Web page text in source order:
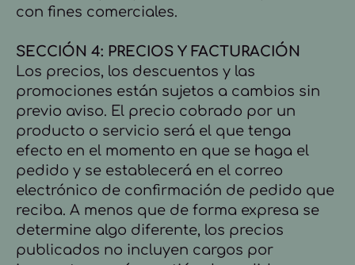
con fines comerciales.
SECCIÓN 4: PRECIOS Y FACTURACIÓN
Los precios, los descuentos y las
promociones están sujetos a cambios sin
previo aviso. El precio cobrado por un
producto o servicio será el que tenga
efecto en el momento en que se haga el
pedido y se establecerá en el correo
electrónico de confirmación de pedido que
reciba. A menos que de forma expresa se
determine algo diferente, los precios
publicados no incluyen cargos por